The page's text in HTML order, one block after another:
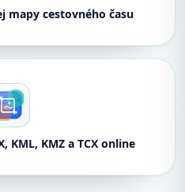
mapy cestovného času
KML, KMZ a TCX online